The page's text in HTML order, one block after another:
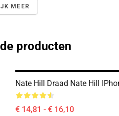
MEER
producten
Nate Hill Draad Nate Hill
€ 14,81 - € 16,10